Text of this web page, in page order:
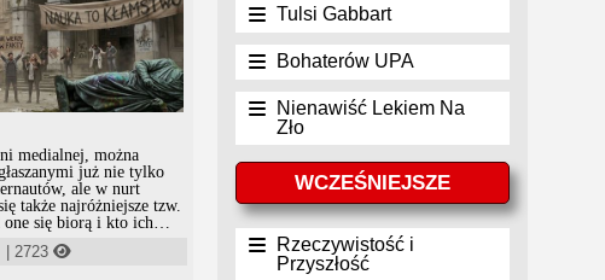
medialnej, można
już nie tylko
ale w nurt
także najróżniejsze tzw.
one się biorą i kto ich
końca nie ma pojęcia,
dla jednych są
2723
Tulsi Gabbart
Bohaterów UPA
Nienawiść Lekiem Na
Zło
WCZEŚNIEJSZE
Rzeczywistość i
Przyszłość